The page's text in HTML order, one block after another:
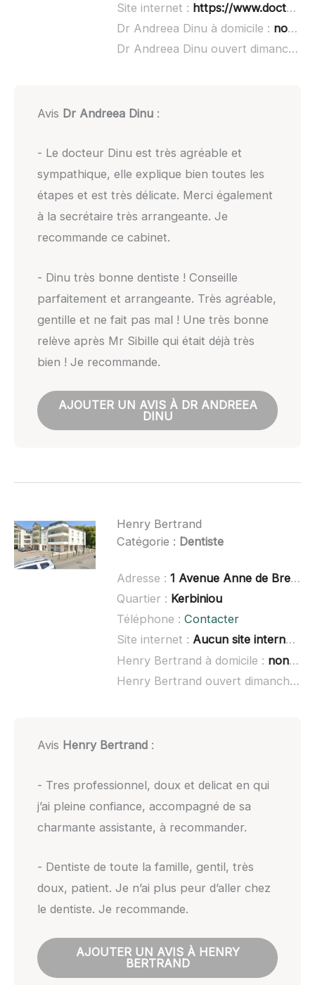
Site internet : https://www.doctolib.fr/dentiste/guerande/andreea-dinu
Dr Andreea Dinu à domicile : non renseigné
Dr Andreea Dinu ouvert dimanche :
Avis Dr Andreea Dinu:
- Le docteur Dinu est très agréable et
sympathique, elle explique bien toutes les
étapes et est très délicate. Merci également
à la secrétaire très arrangeante. Je
recommande ce cabinet.
- Dinu très bonne dentiste ! Conseille
parfaitement et arrangeante. Très agréable,
gentille et ne fait pas mal ! Une très bonne
relève après Mr Sibille qui était déjà très
bien ! Je recommande.
AJOUTER UN AVIS À DR ANDREEA
DINU
Henry Bertrand
Catégorie : Dentiste
Adresse : 1 Avenue Anne de Bretagne, 44350 Guérande
Quartier : Kerbiniou
Téléphone : Contacter
Site internet : Aucun site internet connu
Henry Bertrand à domicile : non renseigné
Henry Bertrand ouvert dimanche :
Avis Henry Bertrand:
- Tres professionnel, doux et delicat en qui
j’ai pleine confiance, accompagné de sa
charmante assistante, à recommander.
- Dentiste de toute la famille, gentil, très
doux, patient. Je n’ai plus peur d’aller chez
le dentiste. Je recommande.
AJOUTER UN AVIS À HENRY
BERTRAND